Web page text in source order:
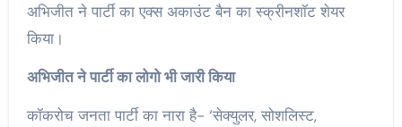
अभिजीत ने पार्टी का एक्स अकाउंट बैन का स्क्रीनशॉट शेयर
किया।
अभिजीत ने पार्टी का लोगो भी जारी किया
कॉकरोच जनता पार्टी का नारा है- ‘सेक्युलर, सोशलिस्ट,